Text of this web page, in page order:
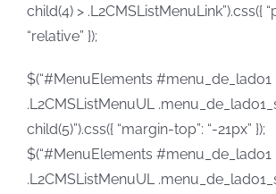
child(4) > .L2CMSListMenuLink”).css({
“relative” });
$(“#MenuElements #menu_de_lado1
.L2CMSListMenuUL
child(5)”).css({ “margin-top”: “-21px” });
$(“#MenuElements #menu_de_lado1
.L2CMSListMenuUL